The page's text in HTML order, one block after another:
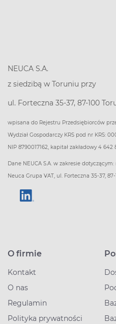
NEUCA S.A.
z siedzibą w Toruniu przy
ul. Forteczna 35-37, 87-100
wpisana do Rejestru Przedsiębiorców
Wydział Gospodarczy KRS pod nr KRS:
NIP 8790017162, kapitał zakładowy 4 642
Dane NEUCA S.A. w zakresie
Neuca Grupa VAT, ul. Forteczna 35-37,
O firmie
Kontakt
O nas
Regulamin
Polityka prywatności